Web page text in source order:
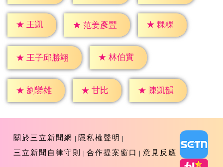
★ 王凱 ★ 范姜彥豐 ★ 粿粿
★ 王子邱勝翊 ★ 林伯實
★ 劉鑾雄 ★ 甘比 ★ 陳凱韻
關於三立新聞網
隱私權聲明
三立新聞自律守則
合作提案窗口 意見反應